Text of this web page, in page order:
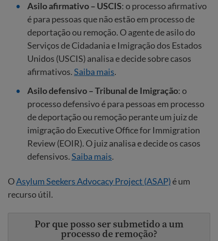
Asilo afirmativo – USCIS: o processo afirmativo
é para pessoas que não estão em processo de
deportação ou remoção. O agente de asilo do
Serviços de Cidadania e Imigração dos Estados
Unidos (USCIS) analisa e decide sobre casos
afirmativos.Saiba mais.
Asilo defensivo – Tribunal de Imigração: o
processo defensivo é para pessoas em processo
de deportação ou remoção perante um juiz de
imigração do Executive Office for Immigration
Review (EOIR). O juiz analisa e decide os casos
defensivos.Saiba mais.
OAsylum Seekers Advocacy Project (ASAP)é um
recurso útil.
Por que posso ser submetido a um
processo de remoção?